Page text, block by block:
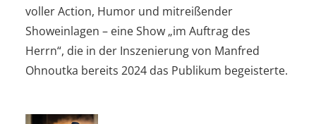
voller Action, Humor und mitreißender
Showeinlagen – eine Show „im Auftrag des
Herrn“, die in der Inszenierung von Manfred
Ohnoutka bereits 2024 das Publikum begeisterte.